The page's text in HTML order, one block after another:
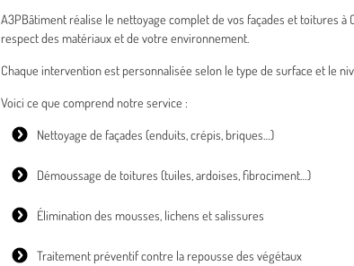
A3PBâtiment réalise le nettoyage complet de vos façades et toitures à
respect des matériaux et de votre environnement.
Chaque intervention est personnalisée selon le type de surface et le
Voici ce que comprend notre service :
Nettoyage de façades (enduits, crépis, briques…)
Démoussage de toitures (tuiles, ardoises, fibrociment…)
Élimination des mousses, lichens et salissures
Traitement préventif contre la repousse des végétaux